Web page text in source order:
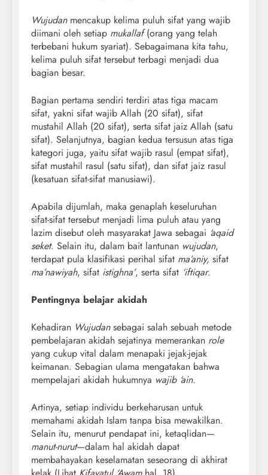
Wujudan mencakup kelima puluh sifat yang wajib
diimani oleh setiap mukallaf(orang yang telah
terbebani hukum syariat). Sebagaimana kita tahu,
kelima puluh sifat tersebut terbagi menjadi dua
bagian besar.
Bagian pertama sendiri terdiri atas tiga macam
sifat, yakni sifat wajib Allah (20 sifat), sifat
mustahil Allah (20 sifat), serta sifat jaiz Allah (satu
sifat). Selanjutnya, bagian kedua tersusun atas tiga
kategori juga, yaitu sifat wajib rasul (empat sifat),
sifat mustahil rasul (satu sifat), dan sifat jaiz rasul
(kesatuan sifat-sifat manusiawi).
Apabila dijumlah, maka genaplah keseluruhan
sifat-sifat tersebut menjadi lima puluh atau yang
lazim disebut oleh masyarakat Jawa sebagai ‘aqaid
seket. Selain itu, dalam bait lantunan wujudan,
terdapat pula klasifikasi perihal sifat ma’aniy, sifat
ma’nawiyah, sifat istighna’, serta sifat ‘iftiqar.
Pentingnya belajar akidah
Kehadiran Wujudansebagai salah sebuah metode
pembelajaran akidah sejatinya memerankan role
yang cukup vital dalam menapaki jejak-jejak
keimanan. Sebagian ulama mengatakan bahwa
mempelajari akidah hukumnya wajib ‘ain.
Artinya, setiap individu berkeharusan untuk
memahami akidah Islam tanpa bisa mewakilkan.
Selain itu, menurut pendapat ini, ketaqlidan—
manut-nurut—dalam hal akidah dapat
membahayakan keselamatan seseorang di akhirat